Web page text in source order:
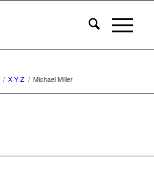
/ X Y Z / Michael Miller